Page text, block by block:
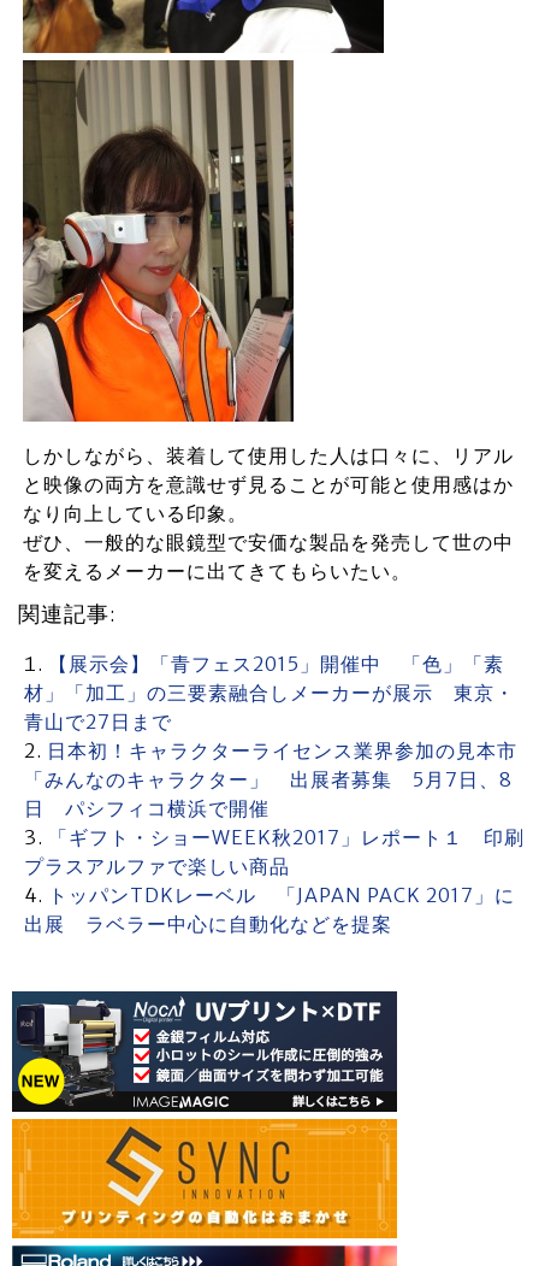
しかしながら、装着して使用した人は口々に、リアル
と映像の両方を意識せず見ることが可能と使用感はか
なり向上している印象。
ぜひ、一般的な眼鏡型で安価な製品を発売して世の中
を変えるメーカーに出てきてもらいたい。
関連記事:
【展示会】「青フェス2015」開催中 「色」「素
材」「加工」の三要素融合しメーカーが展示 東京・
青山で27日まで
日本初！キャラクターライセンス業界参加の見本市
「みんなのキャラクター」 出展者募集 5月7日、8
日 パシフィコ横浜で開催
「ギフト・ショーWEEK秋2017」レポート１ 印刷
プラスアルファで楽しい商品
トッパンTDKレーベル 「JAPAN PACK 2017」に
出展 ラベラー中心に自動化などを提案